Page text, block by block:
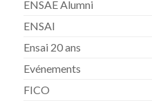
ENSAE Alumni
ENSAI
Ensai 20 ans
Evénements
FICO